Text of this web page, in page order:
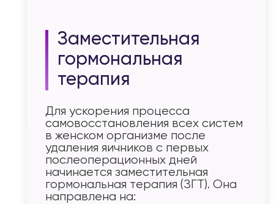
Заместительная
гормональная
терапия
Для ускорения процесса
самовосстановления всех систем
в женском организме после
удаления яичников с первых
послеоперационных дней
начинается заместительная
гормональная терапия (ЗГТ). Она
направлена на: